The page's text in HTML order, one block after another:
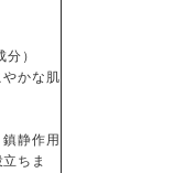
）
かな肌
静作用
ちま